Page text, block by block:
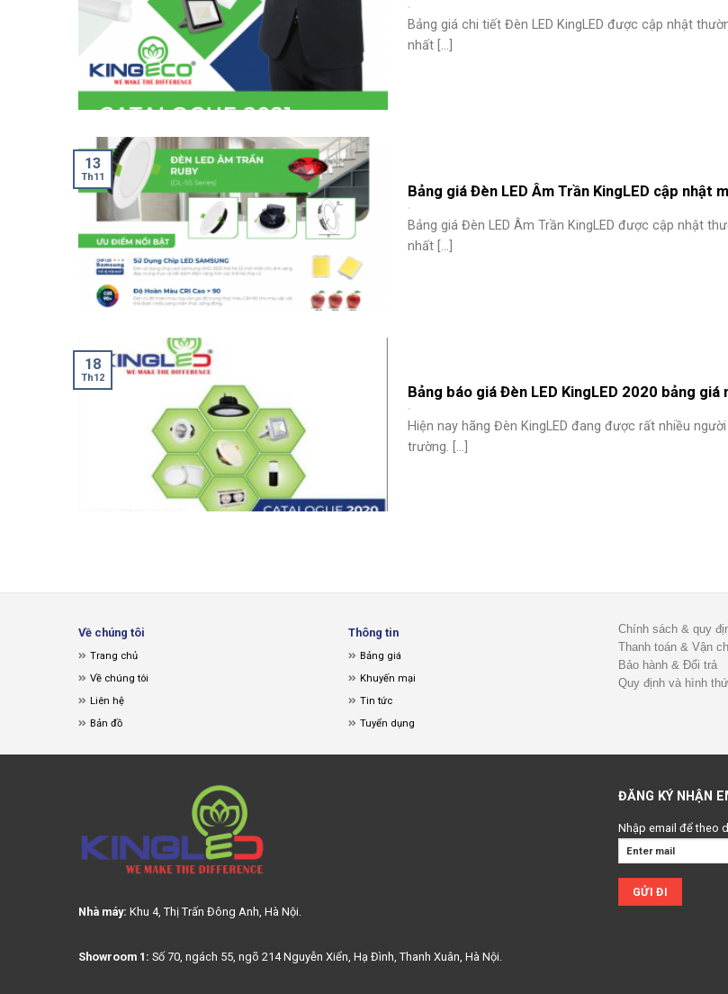
Bảng giá chi tiết Đèn LED KingLED được cập nhật
nhất [...]
Bảng giá Đèn LED Âm Trần KingLED cập nhật
Bảng giá Đèn LED Âm Trần KingLED được cập nhật
nhất [...]
13
Th11
Bảng báo giá Đèn LED KingLED 2020 bảng giá
Hiện nay hãng Đèn KingLED đang được rất nhiều
trường. [...]
18
Th12
Về chúng tôi
Trang chủ
Về chúng tôi
Liên hệ
Bản đồ
Thông tin
Bảng giá
Khuyến mại
Tin tức
Tuyển dụng
Chính sách & quy
Thanh toán & Vận
Bảo hành & Đổi trả
Quy định và hình
Nhà máy: Khu 4, Thị Trấn Đông Anh, Hà Nội.
Showroom 1: Số 70, ngách 55, ngõ 214 Nguyễn Xiển, Hạ Đình, Thanh Xuân, Hà Nội.
ĐĂNG KÝ NHẬN
Nhập email để theo